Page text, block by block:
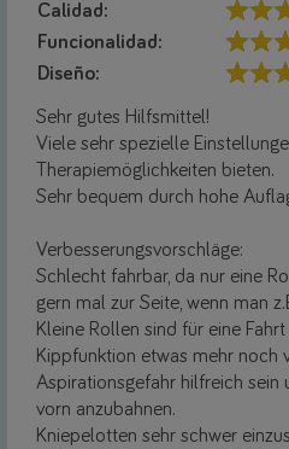
Calidad:
Funcionalidad:
Diseño:
Sehr gutes Hilfsmittel!
Viele sehr spezielle
Therapiemöglichkeiten bieten.
Sehr bequem durch hohe
Verbesserungsvorschläge:
Schlecht fahrbar, da nur eine
gern mal zur Seite, wenn man
Kleine Rollen sind für eine
Kippfunktion etwas mehr noch
Aspirationsgefahr hilfreich sein
vorn anzubahnen.
Kniepelotten sehr schwer